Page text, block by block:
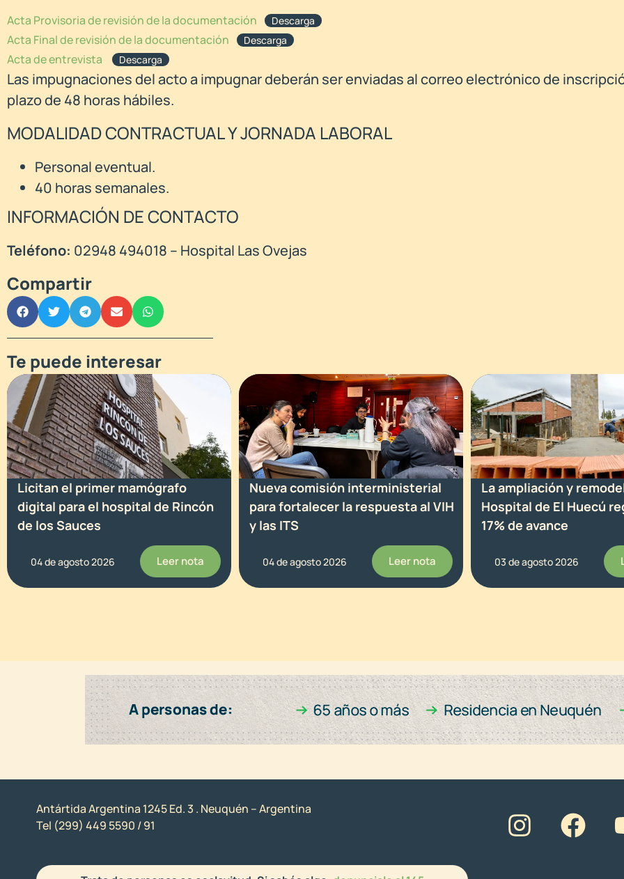
Acta Provisoria de revisión de la documentación Descarga
Acta Final de revisión de la documentación Descarga
Acta de entrevista Descarga
Las impugnaciones del acto a impugnar deberán ser enviadas al correo electrónico de
plazo de 48 horas hábiles.
MODALIDAD CONTRACTUAL Y JORNADA LABORAL
Personal eventual.
40 horas semanales.
INFORMACIÓN DE CONTACTO
Teléfono: 02948 494018 – Hospital Las Ovejas
Compartir
Te puede interesar
Licitan el primer mamógrafo
digital para el hospital de Rincón
de los Sauces
04 de agosto 2026 Leer nota
Nueva comisión interministerial
para fortalecer la respuesta al VIH
y las ITS
04 de agosto 2026 Leer nota
La ampliación y
Hospital de El Huecú
17% de avance
03 de agosto 2026
Antártida Argentina 1245 Ed. 3 . Neuquén – Argentina
Tel (299) 449 5590 / 91